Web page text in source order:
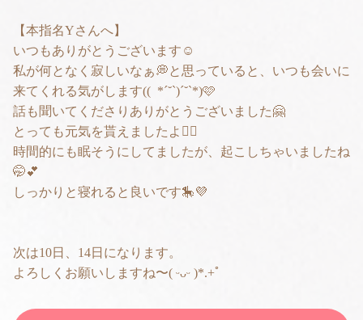
【本指名Yさんへ】
いつもありがとうございます☺️
私が何となく寂しいなぁ💭と思っていると、いつも会いに
来てくれる気がします(( *´˘`)´˘`*)🩷
話も聞いてくださりありがとうございました🤗
とっても元気を貰えましたよ✌🏻
時間的にも眠そうにしてましたが、起こしちゃいましたね
🤭💕
しっかりと寝れると良いです🎠💜
次は10日、14日になります。
よろしくお願いしますね〜( ᵕᴗᵕ )*.+ﾟ